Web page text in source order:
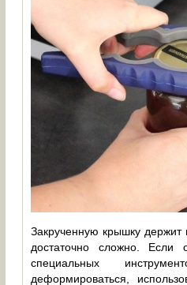
Закрученную крышку держит
достаточно сложно. Если
специальных
деформироваться,